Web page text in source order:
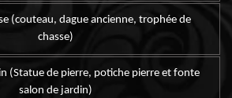
(couteau, dague ancienne, trophée de
chasse)
(Statue de pierre, potiche pierre et fonte
salon de jardin)